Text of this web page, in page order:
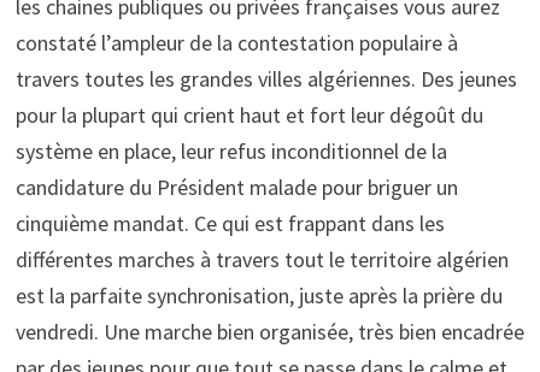
les chaines publiques ou privées françaises vous aurez
constaté l’ampleur de la contestation populaire à
travers toutes les grandes villes algériennes. Des jeunes
pour la plupart qui crient haut et fort leur dégoût du
système en place, leur refus inconditionnel de la
candidature du Président malade pour briguer un
cinquième mandat. Ce qui est frappant dans les
différentes marches à travers tout le territoire algérien
est la parfaite synchronisation, juste après la prière du
vendredi. Une marche bien organisée, très bien encadrée